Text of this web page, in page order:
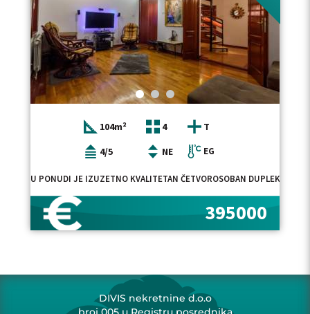
104m² 4
T
4/5
NE EG
U PONUDI JE IZUZETNO KVALITETAN ČETVOROSOBAN DUPLEKS
395000
DIVIS nekretnine d.o.o